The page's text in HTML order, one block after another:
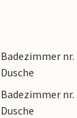
Badezimmer nr.
Dusche
Badezimmer nr.
Dusche